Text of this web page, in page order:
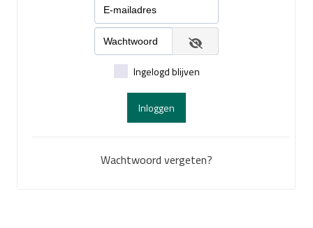
Ingelogd blijven
Inloggen
Wachtwoord vergeten?